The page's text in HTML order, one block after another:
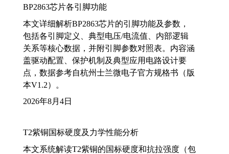
BP2863芯片各引脚功能
本文详细解析BP2863芯片的引脚功能及参数，
包括各引脚定义、典型电压/电流值、内部逻辑
关系等核心数据，并附引脚参数对照表。内容涵
盖驱动配置、保护机制及典型应用电路设计要
点，数据参考自杭州士兰微电子官方规格书（版
本V1.2）。
2026年8月4日
T2紫铜国标硬度及力学性能分析
本文系统解读T2紫铜的国标硬度和抗拉强度（包